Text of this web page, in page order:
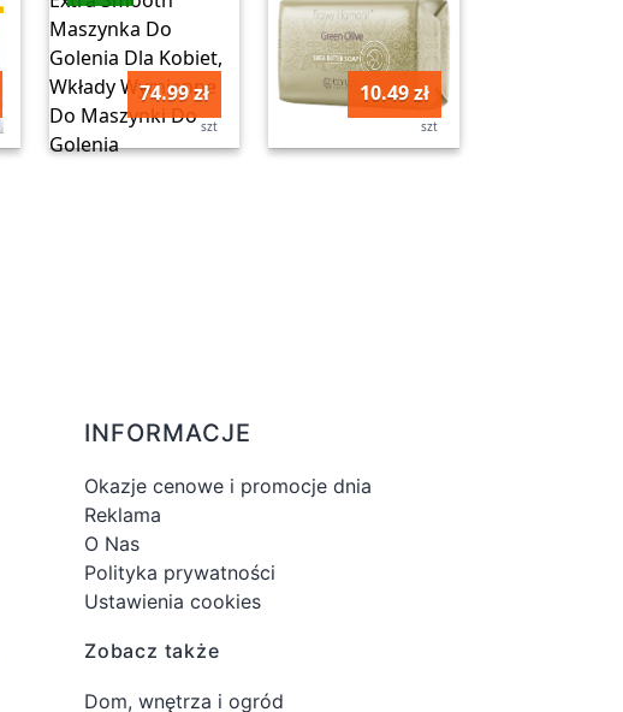
74.99 zł
szt
10.49 zł
szt
INFORMACJE
Okazje cenowe i promocje dnia
Reklama
O Nas
Polityka prywatności
Ustawienia cookies
Zobacz także
Dom, wnętrza i ogród